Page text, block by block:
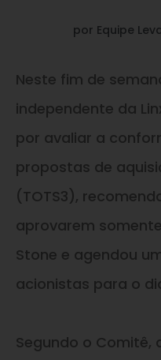
por Equipe
Neste fim de
independente da
por avaliar a
propostas de
(TOTS3),
aprovarem
Stone e agendou
acionistas para o
Segundo o